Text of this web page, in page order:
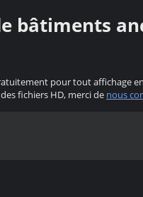
bâtiments
pour tout affichage
fichiers HD, merci de nous